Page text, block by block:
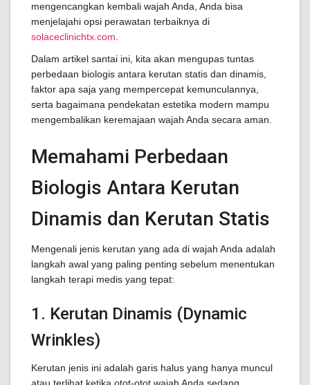
mengencangkan kembali wajah Anda, Anda bisa
menjelajahi opsi perawatan terbaiknya di
solaceclinichtx.com
Dalam artikel santai ini, kita akan mengupas tuntas
perbedaan biologis antara kerutan statis dan dinamis,
faktor apa saja yang mempercepat kemunculannya,
serta bagaimana pendekatan estetika modern mampu
mengembalikan keremajaan wajah Anda secara aman.
Memahami Perbedaan
Biologis Antara Kerutan
Dinamis dan Kerutan Statis
Mengenali jenis kerutan yang ada di wajah Anda adalah
langkah awal yang paling penting sebelum menentukan
langkah terapi medis yang tepat:
1. Kerutan Dinamis (Dynamic
Wrinkles)
Kerutan jenis ini adalah garis halus yang hanya muncul